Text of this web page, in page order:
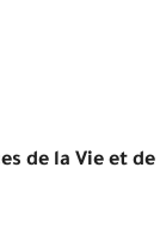
de la Vie et